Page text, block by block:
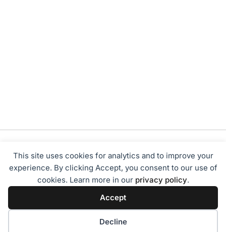
This site uses cookies for analytics and to improve your
experience. By clicking Accept, you consent to our use of
cookies. Learn more in our privacy policy.
Accept
Decline
Tentang Kami Redaksi Disclaimer
Privacy Policy
Pedoman Media Siber